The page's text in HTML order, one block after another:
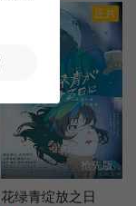
正片
抢先版
花绿青绽放之日